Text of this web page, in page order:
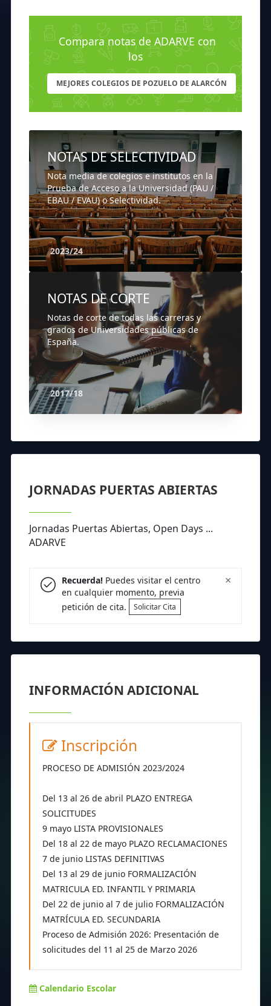
Compara notas de ADARVE con
los
MEJORES COLEGIOS DE POZUELO DE ALARCÓN
NOTAS DE SELECTIVIDAD
Nota media de colegios e institutos en la
Prueba de Acceso a la Universidad (PAU /
EBAU / EVAU) o Selectividad.
2023/24
NOTAS DE CORTE
Notas de corte de todas las carreras y
grados de Universidades públicas de
España.
2017/18
JORNADAS PUERTAS ABIERTAS
Jornadas Puertas Abiertas, Open Days ...
ADARVE
×
Recuerda!Puedes visitar el centro
en cualquier momento, previa
petición de cita.
Solicitar Cita
INFORMACIÓN ADICIONAL
Inscripción
PROCESO DE ADMISIÓN 2023/2024
Del 13 al 26 de abril PLAZO ENTREGA
SOLICITUDES
9 mayo LISTA PROVISIONALES
Del 18 al 22 de mayo PLAZO RECLAMACIONES
7 de junio LISTAS DEFINITIVAS
Del 13 al 29 de junio FORMALIZACIÓN
MATRICULA ED. INFANTIL Y PRIMARIA
Del 22 de junio al 7 de julio FORMALIZACIÓN
MATRÍCULA ED. SECUNDARIA
Proceso de Admisión 2026: Presentación de
solicitudes del 11 al 25 de Marzo 2026
Calendario Escolar